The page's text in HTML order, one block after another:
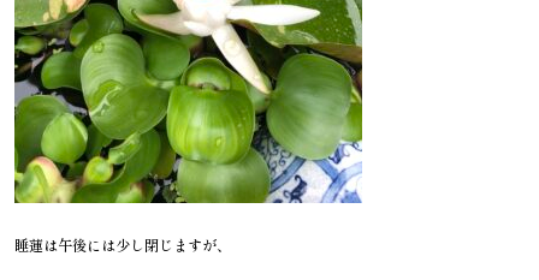
睡蓮は午後には少し閉じますが、